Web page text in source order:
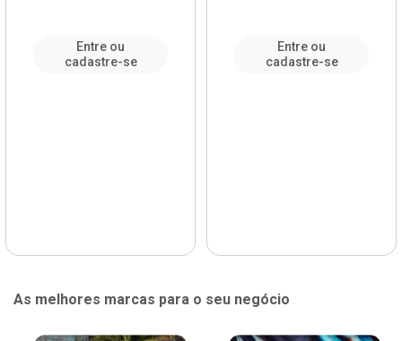
Entre ou
cadastre-se
Entre ou
cadastre-se
As melhores marcas para o seu negócio